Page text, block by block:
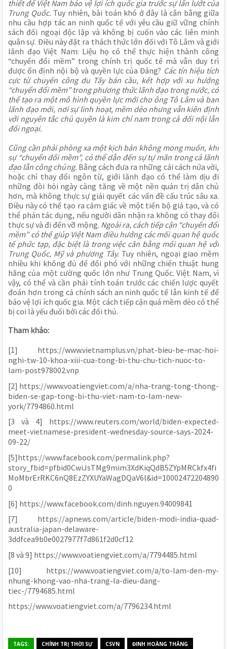
thiết để Việt Nam bảo vệ lợi ích quốc gia trước sự lấn lướt của
Trung Quốc. Tuy nhiên, bài toán khó ở đây là cân bằng giữa
nhu cầu hợp tác an ninh quốc tế với yêu cầu giữ vững chính
sách đối ngoại độc lập và không bị cuốn vào các liên minh
quân sự. Điều này đặt ra thách thức lớn đối với Tô Lâm và giới
lãnh đạo Việt Nam: Liệu họ có thể thực hiện thành công
“chuyển đổi mềm” trong chính trị quốc tế mà vẫn duy trì
được ổn định nội bộ và quyền lực của Đảng? Các tín hiệu tích
cực từ chuyến công du Tây bán cầu, kết hợp với xu hướng
“chuyển đổi mềm” trong phương thức lãnh đạo trong nước, có
thể tạo ra một mô hình quyền lực mới cho ông Tô Lâm và ban
lãnh đạo mới, nơi sự linh hoạt, mềm dẻo nhưng vẫn kiên định
với nguyên tắc chủ quyền là kim chỉ nam trong cả đối nội lẫn
đối ngoại.
Cũng cần phải phòng xa một kịch bản không mong muốn, khi
sự “chuyển đổi mềm”, có thể dẫn đến sự tự mãn trong cả lãnh
đạo lẫn công chúng. Bằng cách đưa ra những cải cách nửa vời,
hoặc chỉ thay đổi ngôn từ, giới lãnh đạo có thể làm dịu đi
những đòi hỏi ngày càng tăng về một nền quản trị dân chủ
hơn, mà không thực sự giải quyết các vấn đề cấu trúc sâu xa.
Điều này có thể tạo ra cảm giác về một tiến bộ giả tạo, và có
thể phản tác dụng, nếu người dân nhận ra không có thay đổi
thực sự và đi đến vỡ mộng. Ngoài ra, cách tiếp cận “chuyển đổi
mềm” có thể giúp Việt Nam điều hướng các mối quan hệ quốc
tế phức tạp, đặc biệt là trong việc cân bằng mối quan hệ với
Trung Quốc, Mỹ và phương Tây. Tuy nhiên, ngoại giao mềm
nhiều khi không đủ để đối phó với những chiến thuật hung
hăng của một cường quốc lớn như Trung Quốc. Việt Nam, vì
vậy, có thể và cần phải tính toán trước các chiến lược quyết
đoán hơn trong cả chính sách an ninh quốc tế lẫn kinh tế để
bảo vệ lợi ích quốc gia. Một cách tiếp cận quá mềm dẻo có thể
bị coi là yếu đuối bởi các đối thủ.
Tham khảo:
[1] https://www.vietnamplus.vn/phat-bieu-be-mac-hoi-
nghi-tw-10-khoa-xiii-cua-tong-bi-thu-chu-tich-nuoc-to-
lam-post978002.vnp
[2] https://www.voatiengviet.com/a/nha-trang-tong-thong-
biden-se-gap-tong-bi-thu-viet-nam-to-lam-new-
york/7794860.html
[3 và 4] https://www.reuters.com/world/biden-expected-
meet-vietnamese-president-wednesday-source-says-2024-
09-22/
[5]https://www.facebook.com/permalink.php?
story_fbid=pfbid0CwiJsTMg9mim3XdKiqQdB5ZYpMRCkfx4fi
MoMbrErRKC6nQ8EzZYXUYaWagDQaV6l&id=10002472204890
0
[6] https://www.facebook.com/dinh.nguyen.94009841
[7] https://apnews.com/article/biden-modi-india-quad-
australia-japan-delaware-
3ddfcea9b0e0027977f7d861f2d0cf12
[8 và 9] https://www.voatiengviet.com/a/7794485.html
[10] https://www.voatiengviet.com/a/to-lam-den-my-
nhung-khong-vao-nha-trang-la-dieu-dang-
tiec-/7794685.html
https://www.voatiengviet.com/a/7796234.html
TAGS: CHÍNH TRỊ THỜI SỰ CSVN ĐINH HOÀNG THẮNG